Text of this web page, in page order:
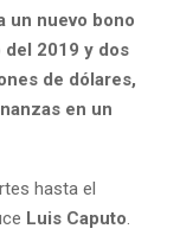
un nuevo bono
2019 y dos
de dólares,
en un
hasta el
Luis Caputo